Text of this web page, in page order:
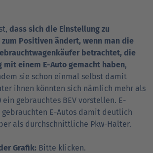
dass sich die Einstellung zu
zum Positiven ändert, wenn man die
betrachtet, die
mit einem E-Auto gemacht haben,
sie schon einmal selbst damit
ihnen könnten sich nämlich mehr als
ein gebrauchtes BEV vorstellen. E-
gebrauchten E-Autos damit deutlich
als durchschnittliche Pkw-Halter.
Grafik: Bitte klicken.